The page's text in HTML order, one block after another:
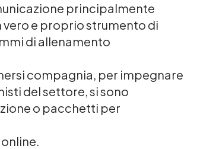
principalmente
vero e proprio strumento di
di allenamento
compagnia, per impegnare
del settore, si sono
o pacchetti per